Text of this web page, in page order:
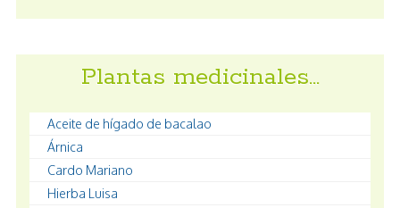
Plantas medicinales…
Aceite de hígado de bacalao
Árnica
Cardo Mariano
Hierba Luisa